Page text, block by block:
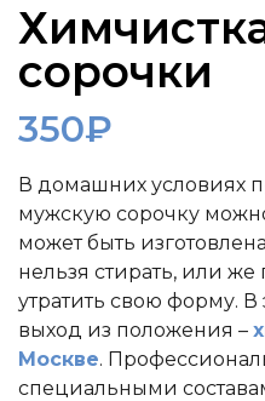
сорочки
350₽
В домашних условиях
мужскую сорочку
может быть
нельзя стирать, или
утратить свою форму.
выход из положения –
Москве.
специальными